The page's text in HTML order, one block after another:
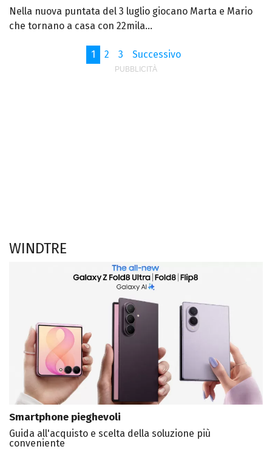
Nella nuova puntata del 3 luglio giocano Marta e Mario
che tornano a casa con 22mila...
1 2 3 Successivo
WINDTRE
Smartphone pieghevoli
Guida all'acquisto e scelta della soluzione più
conveniente